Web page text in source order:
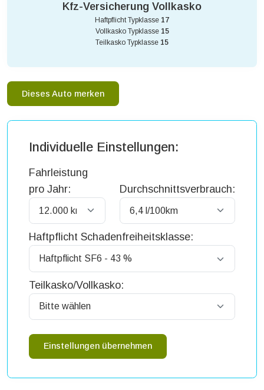
Kfz-Versicherung Vollkasko
Haftpflicht Typklasse 17
Vollkasko Typklasse 15
Teilkasko Typklasse 15
Dieses Auto merken
Individuelle Einstellungen:
Fahrleistung
pro Jahr:
Durchschnittsverbrauch:
Haftpflicht Schadenfreiheitsklasse:
Teilkasko/Vollkasko:
Einstellungen übernehmen